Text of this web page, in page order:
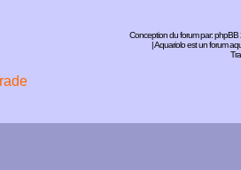
Conception du forum par:phpBB
| Aquariolo est un forum